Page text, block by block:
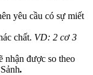
yêu cầu có sự miết
chất. VD: 2 cơ 3
nhận được so theo
.